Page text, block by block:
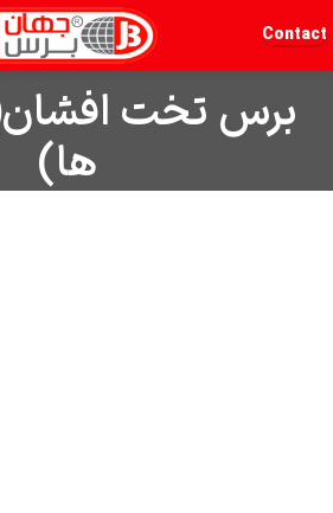
Contact
برس تخت
ها)